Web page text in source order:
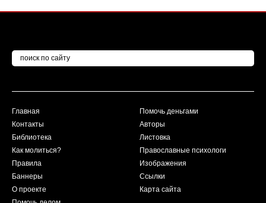
Главная
Контакты
Библиотека
Как молиться?
Правила
Баннеры
О проекте
Помочь деньгами
Авторы
Листовка
Православные психологи
Изображения
Ссылки
Карта сайта